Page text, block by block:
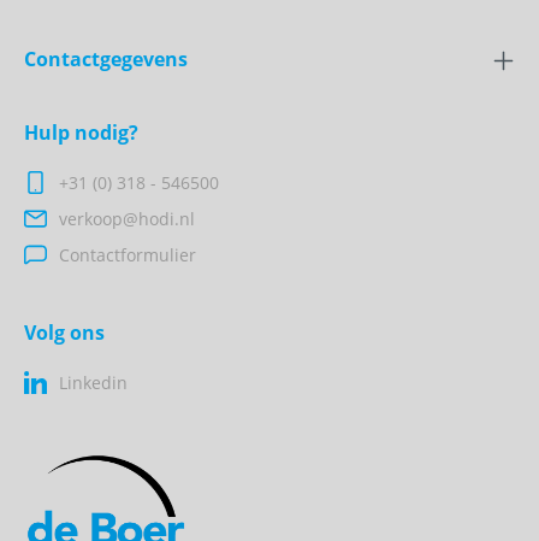
Volg ons
Linkedin
Contactgegevens
Hulp nodig?
+31 (0) 318 - 546500
verkoop@hodi.nl
Contactformulier